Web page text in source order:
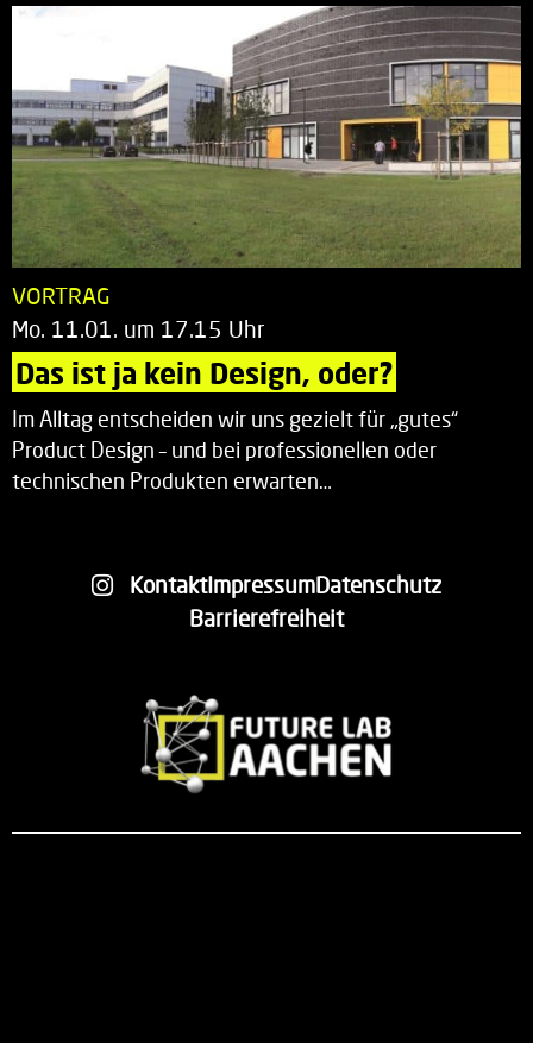
VORTRAG
Mo. 11.01. um 17.15 Uhr
Das ist ja kein Design, oder?
Im Alltag entscheiden wir uns gezielt für „gutes“
Product Design – und bei professionellen oder
technischen Produkten erwarten…
KontaktImpressumDatenschutz
Barrierefreiheit